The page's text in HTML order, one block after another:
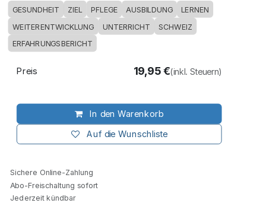
GESUNDHEIT ZIEL PFLEGE AUSBILDUNG LERNEN
WEITERENTWICKLUNG UNTERRICHT
SCHWEIZ
ERFAHRUNGSBERICHT
In den Warenkorb
Auf die Wunschliste
Preis 19,95€(inkl. Steuern)
Sichere Online-Zahlung
Abo-Freischaltung sofort
Jederzeit kündbar